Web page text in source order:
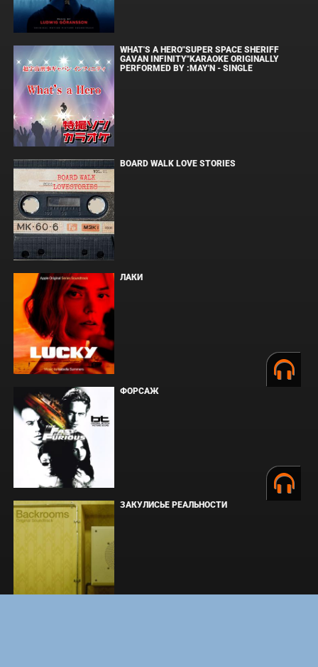
WHAT'S A HERO"SUPER SPACE SHERIFF
GAVAN INFINITY"KARAOKE ORIGINALLY
PERFORMED BY :MAY'N - SINGLE
BOARD WALK LOVE STORIES
ЛАКИ
ФОРСАЖ
ЗАКУЛИСЬЕ РЕАЛЬНОСТИ